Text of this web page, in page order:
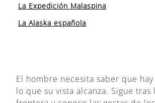
La Expedición Malaspina
La Alaska española
El hombre necesita saber que
lo que su vista alcanza. Sigue tras